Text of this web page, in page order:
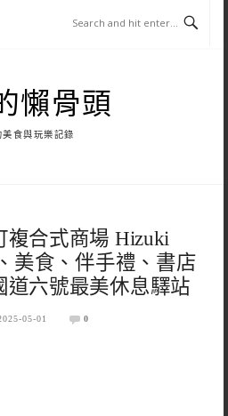
懶骨頭
美食與玩樂記錄
複合式商場 Hizuki
美食、伴手禮、書店
道六號最美休息驛站
05-01 0